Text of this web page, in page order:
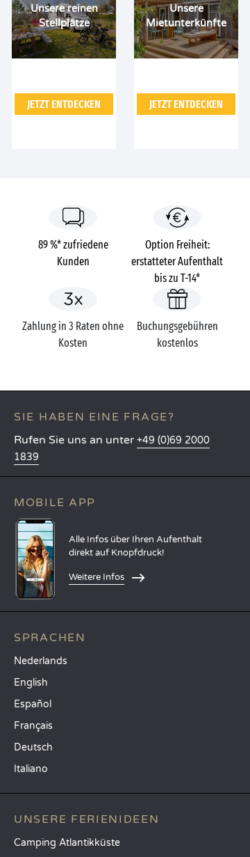
Unsere reinen
Stellplätze
JETZT ENTDECKEN
Unsere
Mietunterkünfte
JETZT ENTDECKEN
89 %* zufriedene
Kunden
Option Freiheit:
erstatteter Aufenthalt
bis zu T-14*
Zahlung in 3 Raten ohne
Kosten
Buchungsgebühren
kostenlos
SIE HABEN EINE FRAGE?
Rufen Sie uns an unter +49 (0)69 2000
1839
MOBILE APP
Alle Infos über Ihren Aufenthalt
direkt auf Knopfdruck!
Weitere Infos
SPRACHEN
Nederlands
English
Español
Français
Deutsch
Italiano
UNSERE FERIENIDEEN
Camping Atlantikküste